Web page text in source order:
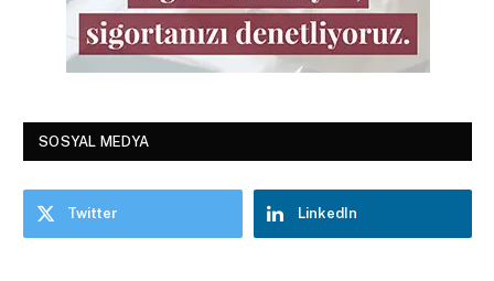
SOSYAL MEDYA
Twitter LinkedIn